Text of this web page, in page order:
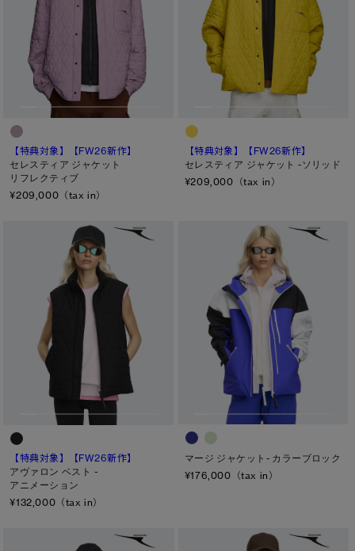
【特典対象】
【FW26新作】
セレスティア ジャケット
リフレクティブ
¥209,000（tax in）
【特典対象】
【FW26新作】
セレスティア ジャケット -ソリッド
¥209,000（tax in）
【特典対象】
【FW26新作】
アヴァロン ベスト -
アニメーション
¥132,000（tax in）
マージ ジャケット- カラーブロック
¥176,000（tax in）